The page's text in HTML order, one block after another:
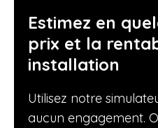
Estimez en
prix et la
installation
Utilisez notre
aucun engagement.